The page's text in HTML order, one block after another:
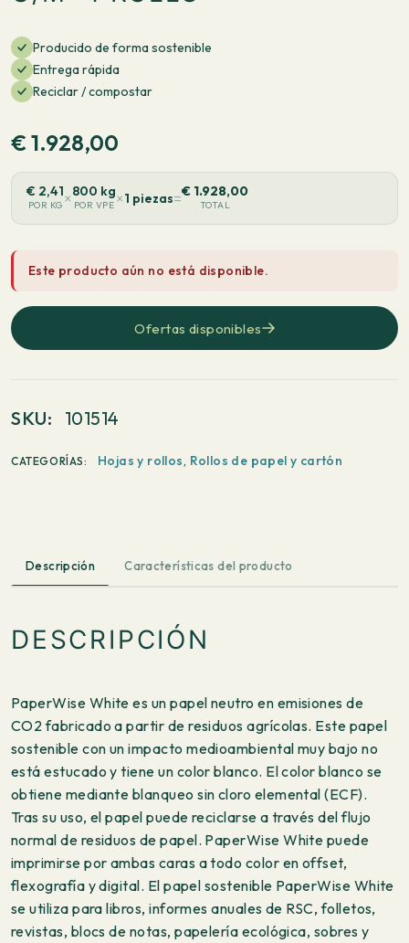
Producido de forma sostenible
Entrega rápida
Reciclar / compostar
€1.928,00
€ 2,41
POR KG ×800 kg
POR VPE ×1 piezas=€ 1.928,00
TOTAL
Este producto aún no está disponible.
Ofertas disponibles
SKU: 101514
CATEGORÍAS: Hojas y rollos, Rollos de papel y cartón
Descripción Características del producto
DESCRIPCIÓN
PaperWise White es un papel neutro en emisiones de
CO2 fabricado a partir de residuos agrícolas. Este papel
sostenible con un impacto medioambiental muy bajo no
está estucado y tiene un color blanco. El color blanco se
obtiene mediante blanqueo sin cloro elemental (ECF).
Tras su uso, el papel puede reciclarse a través del flujo
normal de residuos de papel. PaperWise White puede
imprimirse por ambas caras a todo color en offset,
flexografía y digital. El papel sostenible PaperWise White
se utiliza para libros, informes anuales de RSC, folletos,
revistas, blocs de notas, papelería ecológica, sobres y